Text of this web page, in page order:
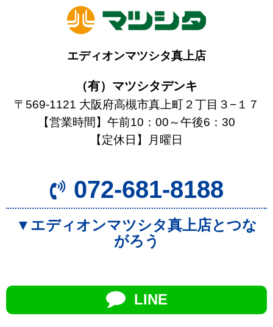
エディオンマツシタ真上店
（有）マツシタデンキ
〒569-1121 大阪府高槻市真上町２丁目３−１７
【営業時間】午前10：00～午後6：30
【定休日】月曜日
072-681-8188
▼エディオンマツシタ真上店とつな
がろう
LINE